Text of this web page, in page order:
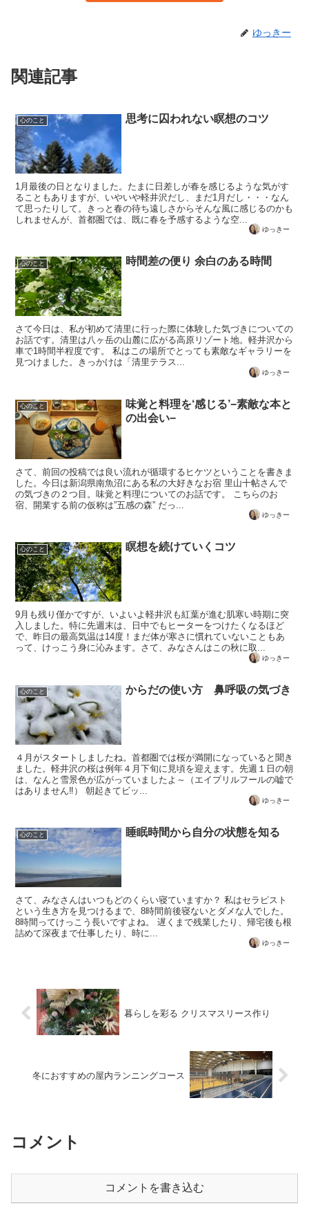
ゆっきー
関連記事
心のこと 思考に囚われない瞑想のコツ
1月最後の日となりました。たまに日差しが春を感じるような気がす
ることもありますが、いやいや軽井沢だし、まだ1月だし・・・なん
て思ったりして。きっと春の待ち遠しさからそんな風に感じるのかも
しれませんが、首都圏では、既に春を予感するような空...
ゆっきー
心のこと 時間差の便り 余白のある時間
さて今日は、私が初めて清里に行った際に体験した気づきについての
お話です。清里は八ヶ岳の山麓に広がる高原リゾート地。軽井沢から
車で1時間半程度です。 私はこの場所でとっても素敵なギャラリーを
見つけました。きっかけは「清里テラス...
ゆっきー
心のこと
味覚と料理を‘感じる’−素敵な本と
の出会い−
さて、前回の投稿では良い流れが循環するヒケツということを書きま
した。今日は新潟県南魚沼にある私の大好きなお宿 里山十帖さんで
の気づきの２つ目。味覚と料理についてのお話です。 こちらのお
宿、開業する前の仮称は”五感の森” だっ...
ゆっきー
心のこと 瞑想を続けていくコツ
9月も残り僅かですが、いよいよ軽井沢も紅葉が進む肌寒い時期に突
入しました。特に先週末は、日中でもヒーターをつけたくなるほど
で、昨日の最高気温は14度！まだ体が寒さに慣れていないこともあ
って、けっこう身に沁みます。さて、みなさんはこの秋に取...
ゆっきー
心のこと からだの使い方 鼻呼吸の気づき
４月がスタートしましたね。首都圏では桜が満開になっていると聞き
ました。軽井沢の桜は例年４月下旬に見頃を迎えます。先週１日の朝
は、なんと雪景色が広がっていましたよ～（エイプリルフールの嘘で
はありません‼） 朝起きてビッ...
ゆっきー
心のこと 睡眠時間から自分の状態を知る
さて、みなさんはいつもどのくらい寝ていますか？ 私はセラピスト
という生き方を見つけるまで、8時間前後寝ないとダメな人でした。
8時間ってけっこう長いですよね。 遅くまで残業したり、帰宅後も根
詰めて深夜まで仕事したり、時に...
ゆっきー
暮らしを彩る クリスマスリース作り
冬におすすめの屋内ランニングコース
コメント
コメントを書き込む